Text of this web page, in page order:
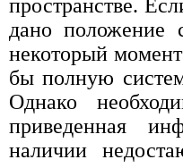
пространстве.
дано положение
некоторый
бы полную
Однако
приведенная
наличии